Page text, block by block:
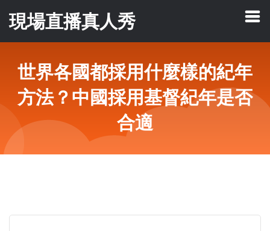
現場直播真人秀
世界各國都採用什麼樣的紀年
方法？中國採用基督紀年是否
合適